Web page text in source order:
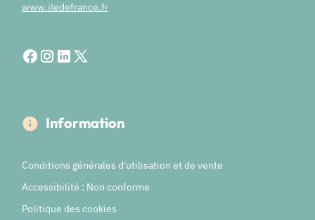
www.iledefrance.fr
Information
Conditions générales d'utilisation et de vente
Accessibilité : Non conforme
Politique des cookies